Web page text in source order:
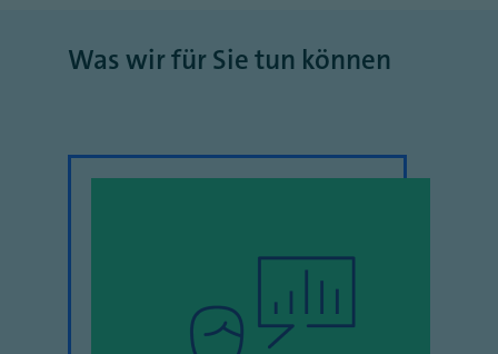
Was wir für Sie tun können